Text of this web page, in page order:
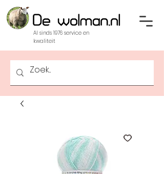
Al sinds 1976 service en
kwaliteit